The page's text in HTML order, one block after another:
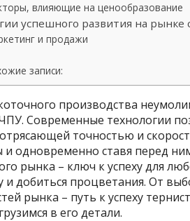
влияющие на ценообразование
успешного развития на рынке
и продажи
записи:
производства
Современные технологии
точностью и
и одновременно ставя перед
рынка – ключ к успеху для
добиться процветания. От
рынка – путь к успеху
в его детали.